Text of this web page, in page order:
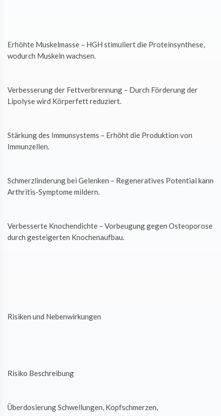
Erhöhte Muskelmasse – HGH stimuliert die Proteinsynthese,
wodurch Muskeln wachsen.
Verbesserung der Fettverbrennung – Durch Förderung der
Lipolyse wird Körperfett reduziert.
Stärkung des Immunsystems – Erhöht die Produktion von
Immunzellen.
Schmerzlinderung bei Gelenken – Regeneratives Potential kann
Arthritis-Symptome mildern.
Verbesserte Knochendichte – Vorbeugung gegen Osteoporose
durch gesteigerten Knochenaufbau.
Risiken und Nebenwirkungen
Risiko Beschreibung
Überdosierung Schwellungen, Kopfschmerzen,